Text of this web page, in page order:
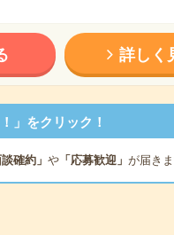
詳しく
」をクリック！
談確約」 や「応募歓迎」 が届きま